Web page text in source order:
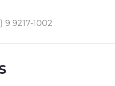
9 9217-1002